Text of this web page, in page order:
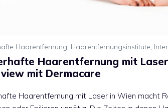
Haarentfernung, Haarentfernungsinstitute,
Haarentfernung mit
mit Dermacare
Haarentfernung mit Laser in Wien macht